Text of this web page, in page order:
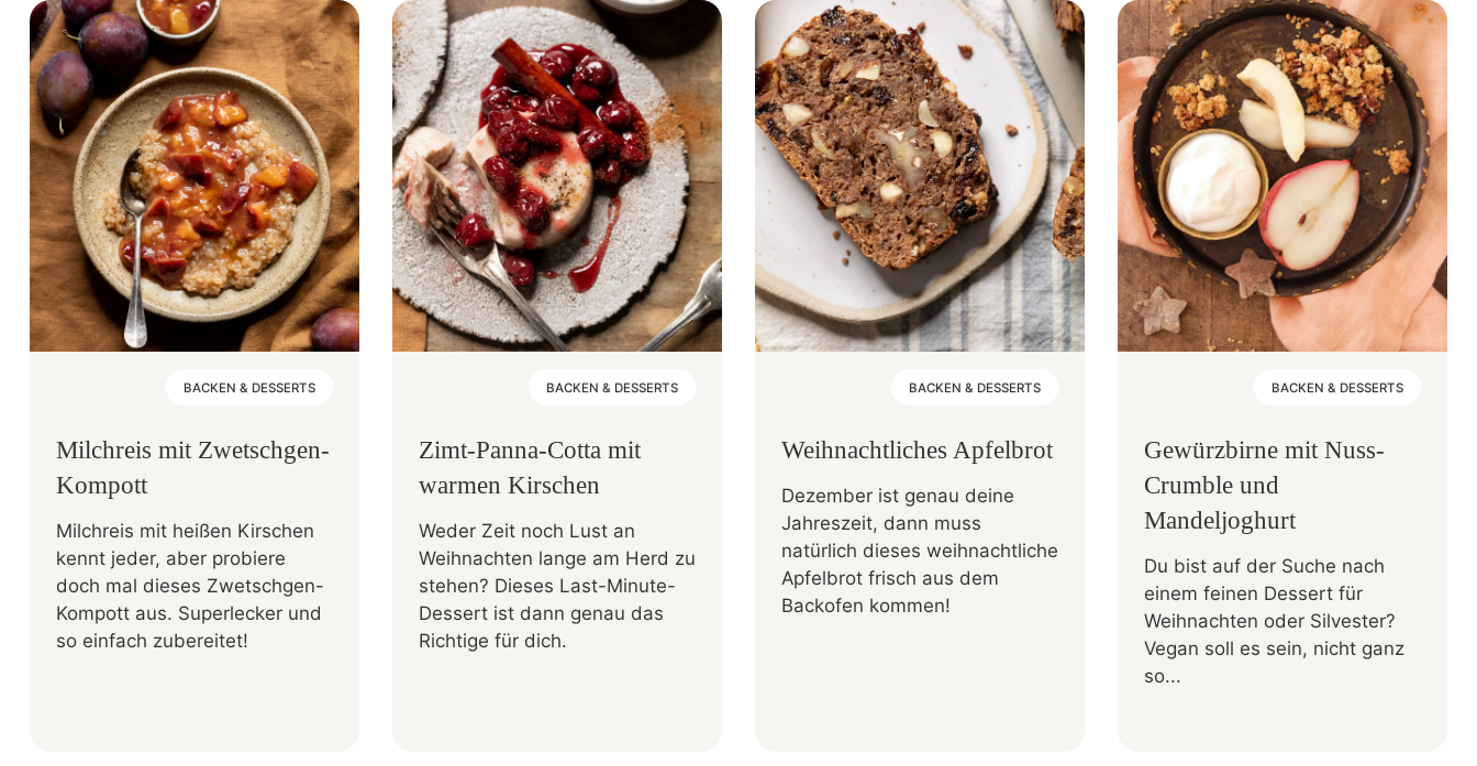
BACKEN & DESSERTS
Milchreis mit Zwetschgen-
Kompott
Milchreis mit heißen Kirschen
kennt jeder, aber probiere
doch mal dieses Zwetschgen-
Kompott aus. Superlecker und
so einfach zubereitet!
BACKEN & DESSERTS
Zimt-Panna-Cotta mit
warmen Kirschen
Weder Zeit noch Lust an
Weihnachten lange am Herd zu
stehen? Dieses Last-Minute-
Dessert ist dann genau das
Richtige für dich.
BACKEN & DESSERTS
Weihnachtliches Apfelbrot
Dezember ist genau deine
Jahreszeit, dann muss
natürlich dieses weihnachtliche
Apfelbrot frisch aus dem
Backofen kommen!
BACKEN & DESSERTS
Gewürzbirne mit Nuss-
Crumble und
Mandeljoghurt
Du bist auf der Suche nach
einem feinen Dessert für
Weihnachten oder Silvester?
Vegan soll es sein, nicht ganz
so...